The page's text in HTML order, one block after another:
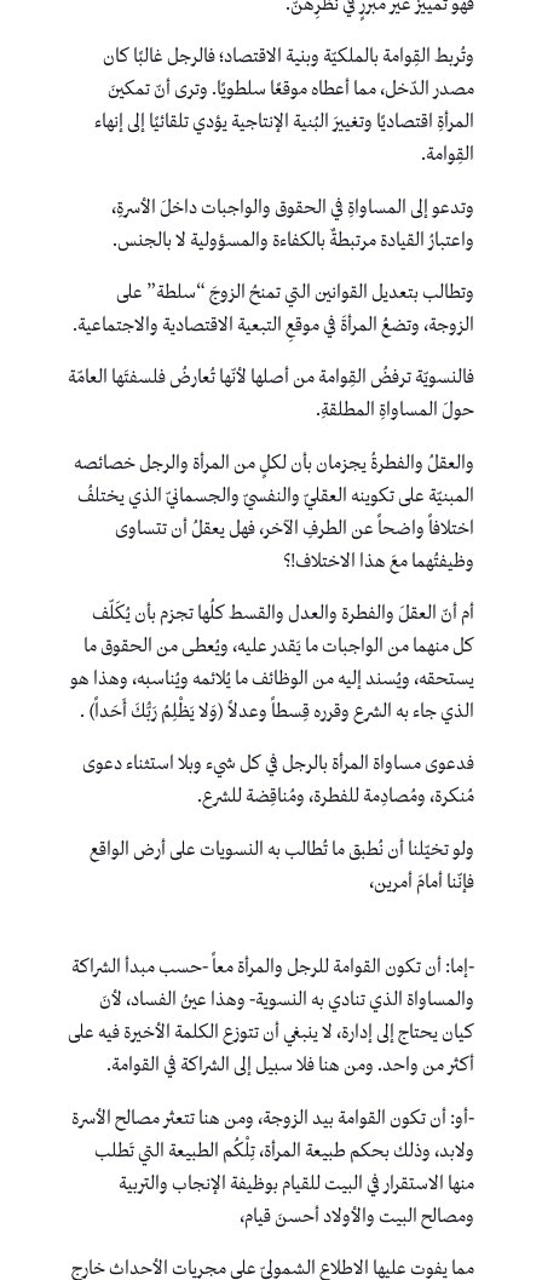
فهو تمييزٌ غير مبررٍ في نظرِهنّ.
وتُربط القِوامة بالملكيّة وبنية الاقتصاد؛ فالرجل غالبًا كان
مصدر الدّخل، مما أعطاه موقعًا سلطويًا. وترى أنّ تمكينَ
المرأةِ اقتصاديًا وتغييرَ البُنية الإنتاجية يؤدي تلقائيًا إلى إنهاء
القِوامة.
وتدعو إلى المساواةِ في الحقوق والواجبات داخلَ الأسرةِ،
واعتبارُ القيادة مرتبطةٌ بالكفاءة والمسؤولية لا بالجنس.
وتطالب بتعديل القوانين التي تمنحُ الزوجَ “سلطة” على
الزوجة، وتضعُ المرأةَ في موقعِ التبعية الاقتصادية والاجتماعية.
فالنسويّة ترفضُ القِوامة من أصلها لأنّها تُعارضُ فلسفتَها العامّة
حولَ المساواةِ المطلقةِ.
والعقلُ والفطرةُ يجزمان بأن لكلٍ من المرأة والرجل خصائصه
المبنيّة على تكوينه العقليّ والنفسيّ والجسمانيّ الذي يختلفُ
اختلافاً واضحاً عن الطرفِ الآخر، فهل يعقلُ أن تتساوى
وظيفتُهما معَ هذا الاختلاف!؟
أم أنّ العقلَ والفطرة والعدل والقسط كلُها تجزم بأن يُكَلّف
كل منهما من الواجبات ما يَقدر عليه، ويُعطى من الحقوق ما
يستحقه، ويُسند إليه من الوظائف ما يُلائمه ويُناسبه، وهذا هو
الذي جاء به الشرع وقرره قِسطاً وعدلاً (وَلا يَظْلِمُ رَبُّكَ أَحَداً) .
فدعوى مساواة المرأة بالرجل في كل شيء وبلا استثناء دعوى
مُنكرة، ومُصادِمة للفطرة، ومُناقِضة للشرع.
ولو تخيّلنا أن نُطبق ما تُطالب به النسويات على أرض الواقع
فإنّنا أمامَ أمرين،
-إما: أن تكون القوامة للرجل والمرأة معاً -حسب مبدأ الشراكة
والمساواة الذي تنادي به النسوية- وهذا عينُ الفساد، لأنَ
كيان يحتاج إلى إدارة، لا ينبغي أن تتوزع الكلمة الأخيرة فيه على
أكثر من واحد. ومن هنا فلا سبيل إلى الشراكة في القوامة.
-أو: أن تكون القوامة بيد الزوجة، ومن هنا تتعثر مصالح الأسرة
ولابد، وذلك بحكم طبيعة المرأة، تِلْكُم الطبيعة التي تَطلب
منها الاستقرار في البيت للقيام بوظيفة الإنجاب والتربية
ومصالح البيت والأولاد أحسنَ قيام،
مما يفوت عليها الاطلاع الشموليّ على مجريات الأحداث خارج